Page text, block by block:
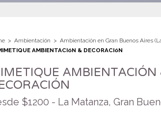
Ambientación
Ambientación en Gran Buenos Aires
AMBIENTACIóN & DECORACIóN
AMBIENTACIÓN
$1200 - La Matanza, Gran